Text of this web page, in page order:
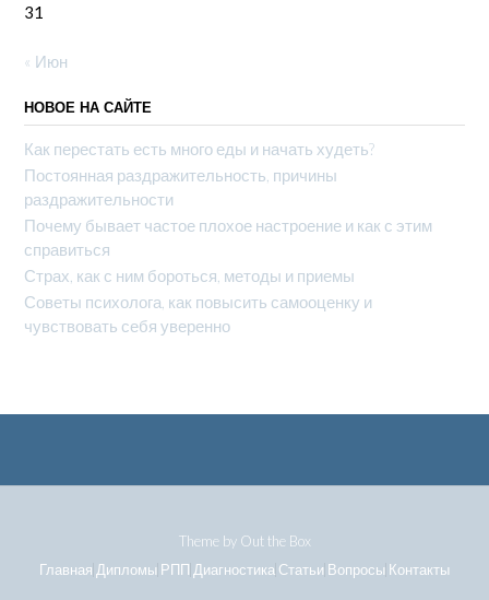
31
« Июн
НОВОЕ НА САЙТЕ
Как перестать есть много еды и начать худеть?
Постоянная раздражительность, причины
раздражительности
Почему бывает частое плохое настроение и как с этим
справиться
Страх, как с ним бороться, методы и приемы
Советы психолога, как повысить самооценку и
чувствовать себя уверенно
Theme by Out the Box
Главная Дипломы РПП Диагностика Статьи Вопросы Контакты